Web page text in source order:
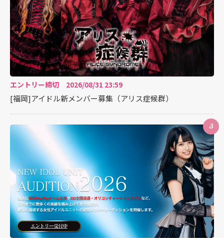
エントリー締切 2026/08/31 23:59
[福岡]アイドル新メンバー募集（アリス症候群）
3